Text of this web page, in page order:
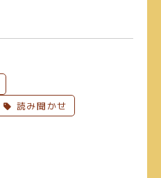
読み聞かせ